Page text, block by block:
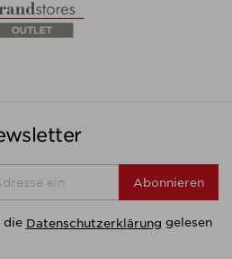
Abonnieren
die Datenschutzerklärung gelesen